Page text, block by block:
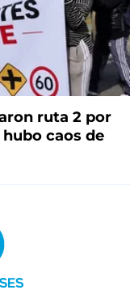
ruta 2 por
caos de